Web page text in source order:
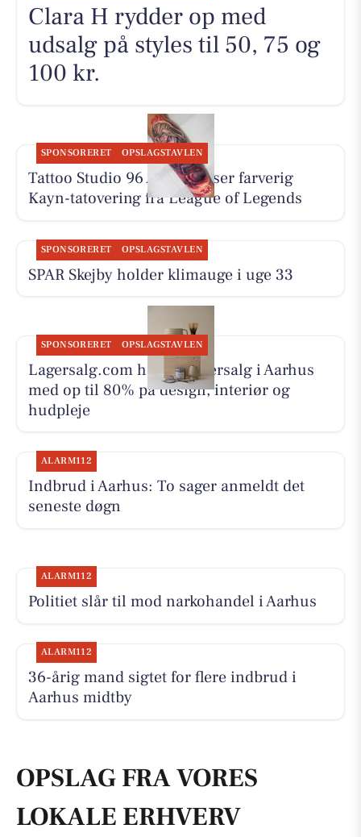
Clara H rydder op med
udsalg på styles til 50, 75 og
100 kr.
SPONSORERET OPSLAGSTAVLEN
Tattoo Studio 96 Aarhus viser farverig
Kayn-tatovering fra League of Legends
SPONSORERET OPSLAGSTAVLEN
SPAR Skejby holder klimauge i uge 33
SPONSORERET OPSLAGSTAVLEN
Lagersalg.com holder lagersalg i Aarhus
med op til 80% på design, interiør og
hudpleje
ALARM112
Indbrud i Aarhus: To sager anmeldt det
seneste døgn
ALARM112
Politiet slår til mod narkohandel i Aarhus
ALARM112
36-årig mand sigtet for flere indbrud i
Aarhus midtby
OPSLAG FRA VORES
LOKALE ERHVERV